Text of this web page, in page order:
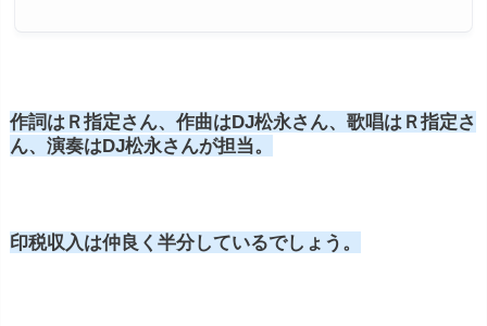
作詞はＲ指定さん、作曲はDJ松永さん、歌唱はＲ指定さ
ん、演奏はDJ松永さんが担当。
印税収入は仲良く半分しているでしょう。